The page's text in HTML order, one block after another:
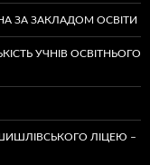
ЗА ЗАКЛАДОМ ОСВІТИ
УЧНІВ ОСВІТНЬОГО
ЛІЦЕЮ –